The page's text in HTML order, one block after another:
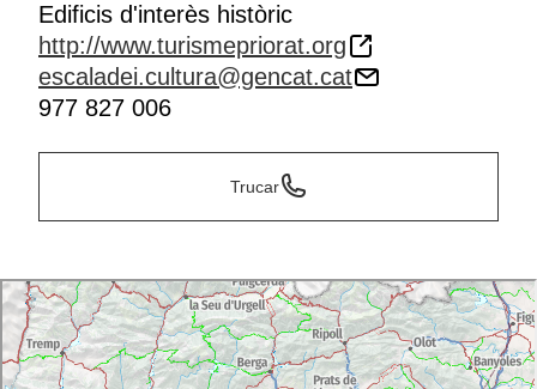
Visita virtual
Edificis d'interès històric
http://www.turismepriorat.org
escaladei.cultura@gencat.cat
977 827 006
Trucar